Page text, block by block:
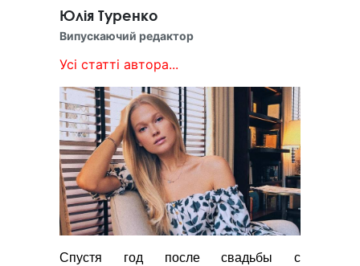
Юлія Туренко
Випускаючий редактор
Усі статті автора...
Спустя год после свадьбы с